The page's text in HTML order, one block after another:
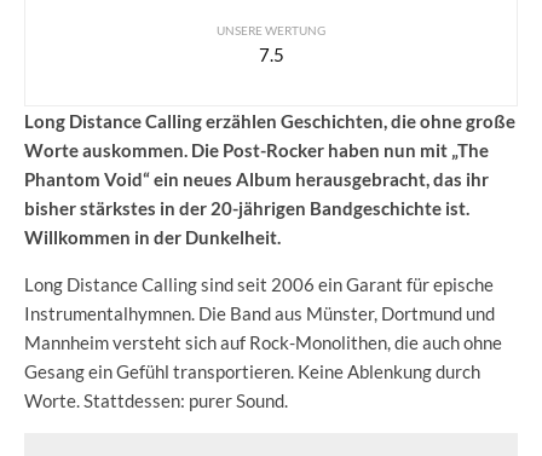
UNSERE WERTUNG
7.5
Long Distance Calling erzählen Geschichten, die ohne große
Worte auskommen. Die Post-Rocker haben nun mit „The
Phantom Void“ ein neues Album herausgebracht, das ihr
bisher stärkstes in der 20-jährigen Bandgeschichte ist.
Willkommen in der Dunkelheit.
Long Distance Calling sind seit 2006 ein Garant für epische
Instrumentalhymnen. Die Band aus Münster, Dortmund und
Mannheim versteht sich auf Rock-Monolithen, die auch ohne
Gesang ein Gefühl transportieren. Keine Ablenkung durch
Worte. Stattdessen: purer Sound.